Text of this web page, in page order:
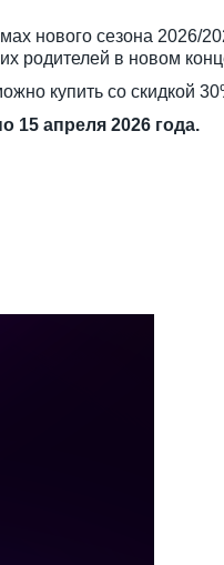
нового сезона 2026/
родителей в новом
купить со скидкой
15 апреля 2026 года.